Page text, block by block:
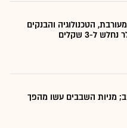
הטכנולוגיה והבנקים
ל-3 שקלים
מניות השבבים עשו מהפך